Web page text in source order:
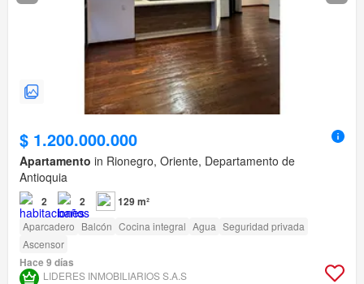
$ 1.200.000.000
Apartamento in Rionegro, Oriente, Departamento de
Antioquia
2 2 129 m²
Aparcadero Balcón Cocina integral Agua Seguridad privada
Ascensor
Hace 9 días
LIDERES INMOBILIARIOS S.A.S